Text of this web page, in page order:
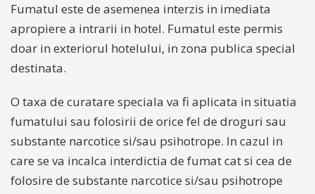
Fumatul este de asemenea interzis in imediata
apropiere a intrarii in hotel. Fumatul este permis
doar in exteriorul hotelului, in zona publica special
destinata.
O taxa de curatare speciala va fi aplicata in situatia
fumatului sau folosirii de orice fel de droguri sau
substante narcotice si/sau psihotrope. In cazul in
care se va incalca interdictia de fumat cat si cea de
folosire de substante narcotice si/sau psihotrope